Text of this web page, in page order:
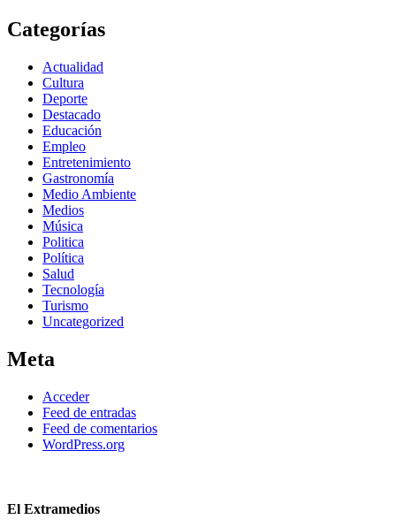
Categorías
Actualidad
Cultura
Deporte
Destacado
Educación
Empleo
Entretenimiento
Gastronomía
Medio Ambiente
Medios
Música
Politica
Política
Salud
Tecnología
Turismo
Uncategorized
Meta
Acceder
Feed de entradas
Feed de comentarios
WordPress.org
El Extramedios